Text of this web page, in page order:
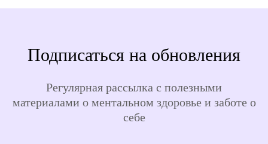
Подписаться на обновления
Регулярная рассылка с полезными
материалами о ментальном здоровье и заботе о
себе